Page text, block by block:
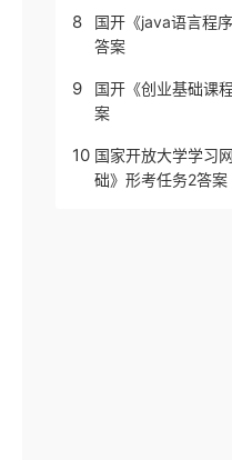
8
国开《java语言程
答案
9
国开《创业基础课
案
10 国家开放大学学习
础》形考任务2答案